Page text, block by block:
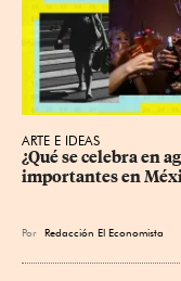
ARTE E IDEAS
¿Qué se celebra en
importantes en
Por Redacción El Economista